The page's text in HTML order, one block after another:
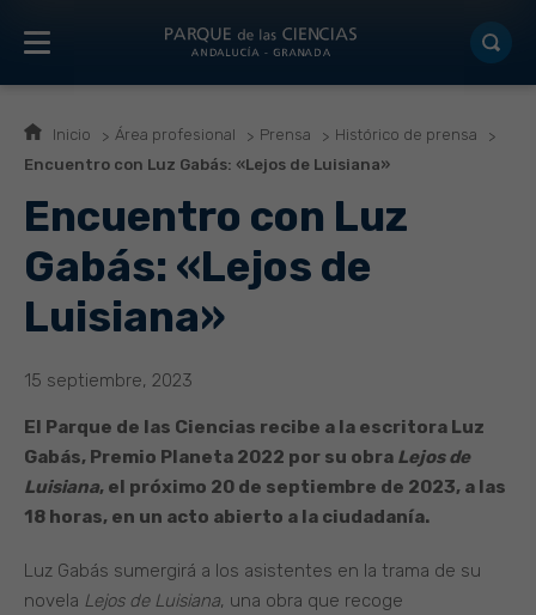
Inicio Área profesional Prensa
Histórico de prensa
Encuentro con Luz Gabás: «Lejos de Luisiana»
Encuentro con Luz
Gabás: «Lejos de
Luisiana»
15 septiembre, 2023
El Parque de las Ciencias recibe a la escritora Luz
Gabás, Premio Planeta 2022 por su obra Lejos de
Luisiana, el próximo 20 de septiembre de 2023, a las
18 horas, en un acto abierto a la ciudadanía.
Luz Gabás sumergirá a los asistentes en la trama de su
novela Lejos de Luisiana, una obra que recoge